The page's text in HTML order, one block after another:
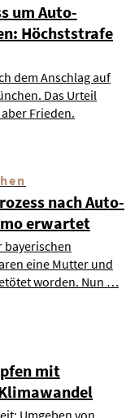
um Auto-
Höchststrafe
dem Anschlag auf
Das Urteil
Frieden.
nach Auto-
erwartet
bayerischen
eine Mutter und
worden. Nun …
mit
Umgeben von